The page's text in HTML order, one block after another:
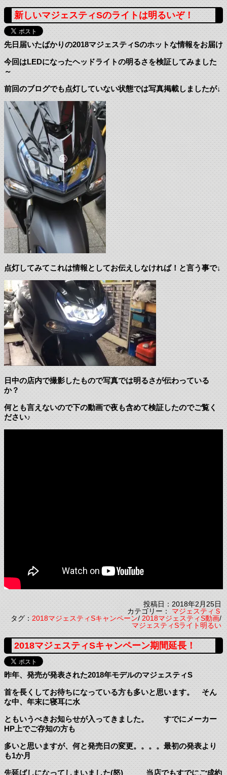
新しいマジェスティSのライトは明るいぞ！
先日届いたばかりの2018マジェスティSのホットな情報をお届け
今回はLEDになったヘッドライトの明るさを検証してみました
～
前回のブログでも点灯していない状態では写真掲載しましたが↓
点灯してみてこれは情報としてお伝えしなければ！と言う事で↓
日中の店内で撮影したもので写真では明るさが伝わっている
か？
何とも言えないので下の動画で夜も含めて検証したのでご覧く
ださい♪
投稿日：2018年2月25日
カテゴリー：マジェスティＳ
タグ：2018マジェスティSキャンペーン/2018マジェスティS動画/
マジェスティSライト明るい
2018マジェスティSキャンペーン期間延長！
昨年、発売が発表された2018年モデルのマジェスティS
首を長くしてお待ちになっている方も多いと思います。 そん
な中、年末に寝耳に水
ともいうべきお知らせが入ってきました。 すでにメーカー
HP上でご存知の方も
多いと思いますが、何と発売日の変更。。。。最初の発表より
も1か月
先延ばしになってしまいました(怒) 当店でもすでにご成約